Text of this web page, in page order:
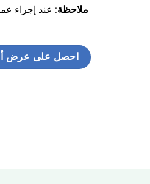
ملاحظة: عند إجراء
احصل على عرض